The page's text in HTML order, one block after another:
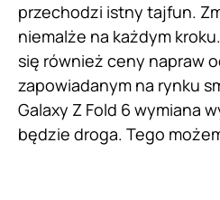
przechodzi istny tajfun.
niemalże na każdym
się również ceny napraw
zapowiadanym na rynku
Galaxy Z Fold 6 wymiana
będzie droga. Tego